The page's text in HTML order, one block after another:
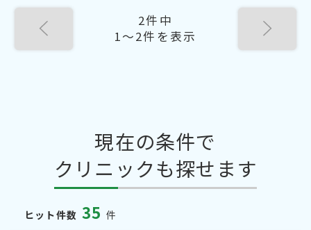
2件中
1〜2件を表示
現在の条件で
クリニックも探せます
ヒット件数 35 件